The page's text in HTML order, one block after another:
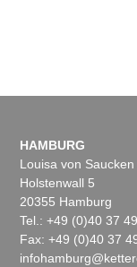
HAMBURG
Louisa von
Holstenwall 5
20355 Hamburg
Tel.: +49 (0)40 37
Fax: +49 (0)40 37